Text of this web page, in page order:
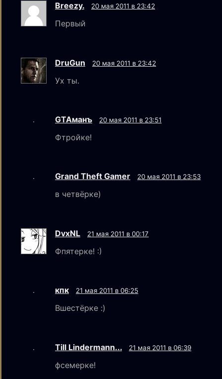
Breezy. 20 мая 2011 в 23:42
Первый
DruGun 20 мая 2011 в 23:42
Ух ты.
GTAмaнъ 20 мая 2011 в 23:51
Фтройке!
Grand Theft Gamer 20 мая 2011 в 23:53
в четвёрке)
DvxNL 21 мая 2011 в 00:17
Фпятерке! :)
кпк 21 мая 2011 в 06:25
Вшестёрке :)
Till Lindermann... 21 мая 2011 в 06:39
фсемерке!